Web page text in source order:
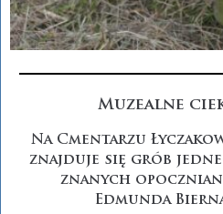
Muzealne
Na Cmentarzu
znajduje się grób
znanych
Edmunda